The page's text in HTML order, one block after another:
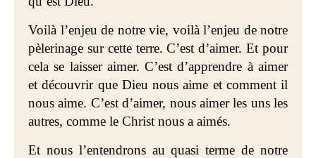
Voilà l’enjeu de notre vie, voilà l’enjeu de notre
pèlerinage sur cette terre. C’est d’aimer. Et pour
cela se laisser aimer. C’est d’apprendre à aimer
et découvrir que Dieu nous aime et comment il
nous aime. C’est d’aimer, nous aimer les uns les
autres, comme le Christ nous a aimés.
Et nous l’entendrons au quasi terme de notre